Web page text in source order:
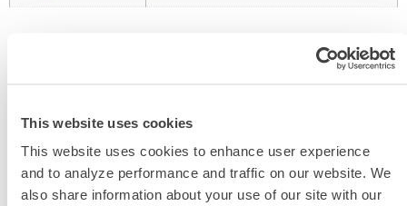
This website uses cookies
This website uses cookies to enhance user experience
and to analyze performance and traffic on our website. We
also share information about your use of our site with our